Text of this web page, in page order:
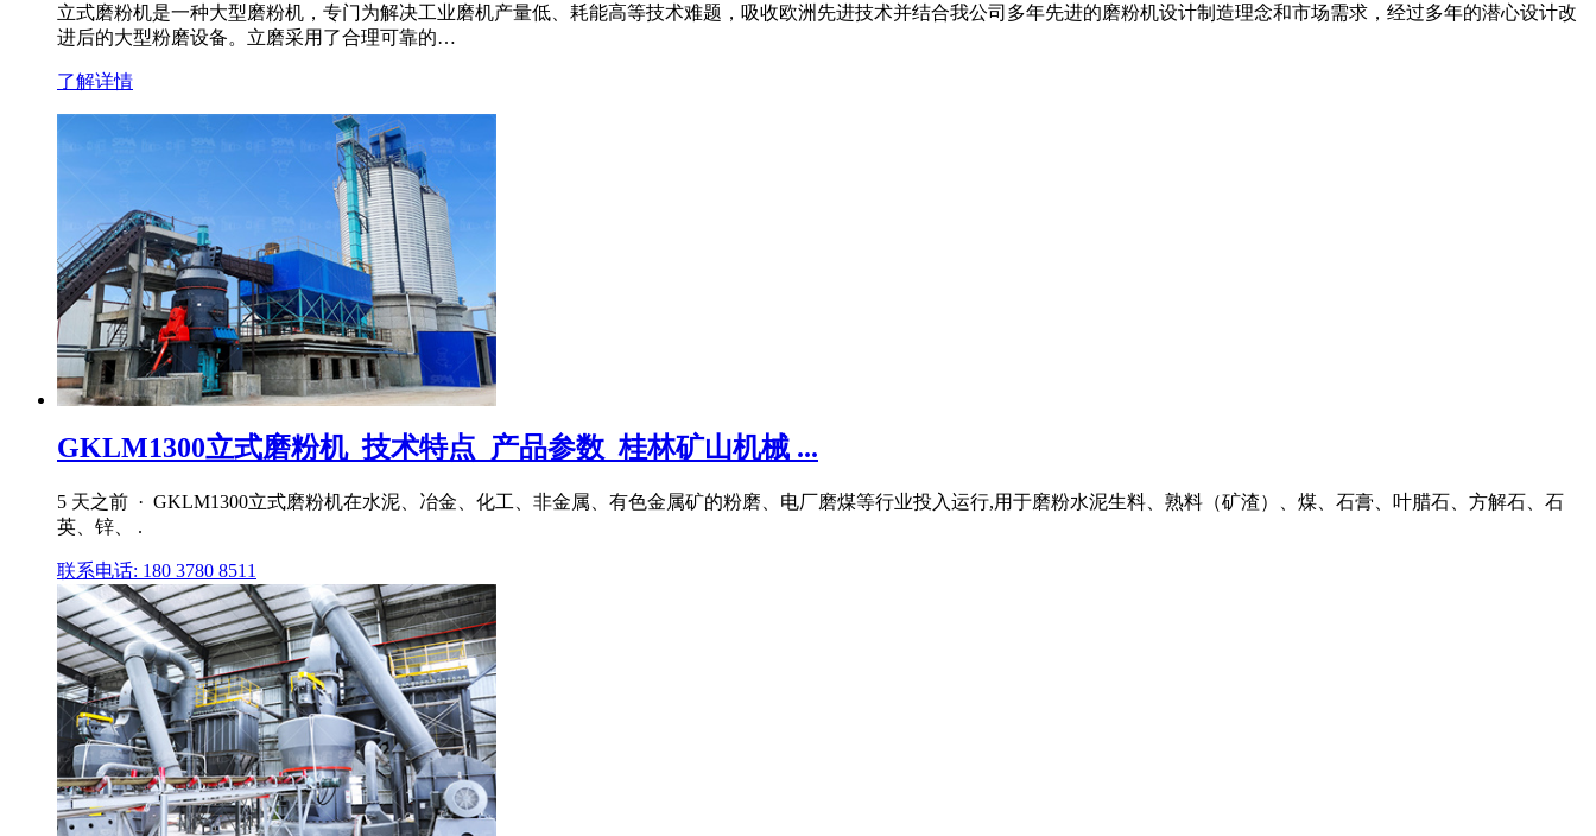
立式磨粉机是一种大型磨粉机，专门为解决工业磨机产量低、耗能高等技术难题，吸收欧洲先进技术并结合我公司多年先进的磨粉机设计制造理念和市场需求，经过多年的潜心设计改
进后的大型粉磨设备。立磨采用了合理可靠的…
了解详情
GKLM1300立式磨粉机_技术特点_产品参数_桂林矿山机械 ...
5 天之前 · GKLM1300立式磨粉机在水泥、冶金、化工、非金属、有色金属矿的粉磨、电厂磨煤等行业投入运行,用于磨粉水泥生料、熟料（矿渣）、煤、石膏、叶腊石、方解石、石
英、锌、 .
联系电话: 180 3780 8511